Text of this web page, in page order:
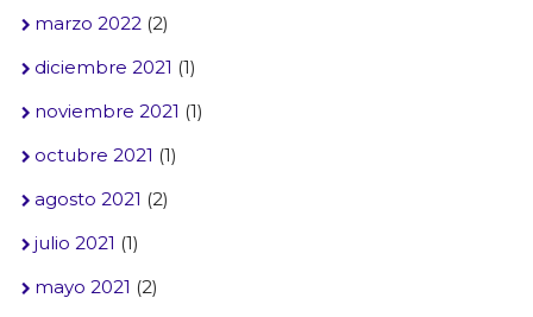
marzo 2022(2)
diciembre 2021 (1)
noviembre 2021 (1)
octubre 2021 (1)
agosto 2021 (2)
julio 2021 (1)
mayo 2021 (2)